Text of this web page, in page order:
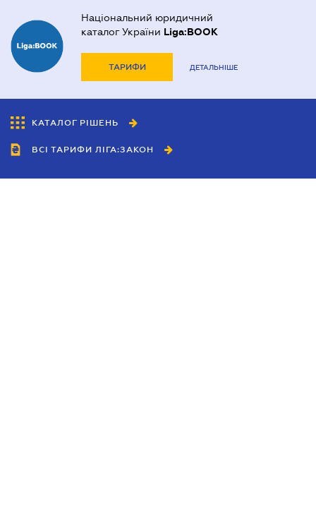
Національний юридичний
каталог України Liga:BOOK
ТАРИФИ ДЕТАЛЬНІШЕ
КАТАЛОГ РІШЕНЬ
ВСІ ТАРИФИ ЛІГА:ЗАКОН